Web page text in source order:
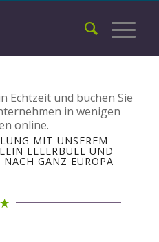
Echtzeit und buchen Sie
in wenigen
online.
MIT UNSEREM
ELLERBÜLL UND
GANZ EUROPA